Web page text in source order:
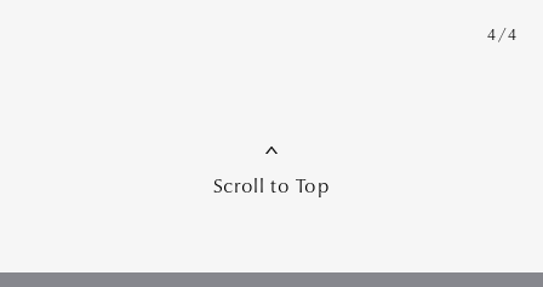
4/4
Scroll to Top